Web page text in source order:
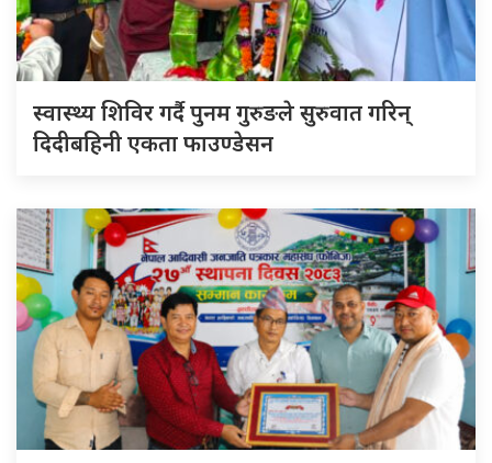
स्वास्थ्य शिविर गर्दै पुनम गुरुङले सुरुवात गरिन्
दिदीबहिनी एकता फाउण्डेसन